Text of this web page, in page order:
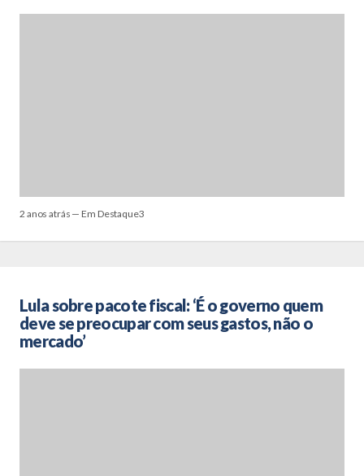
2 anos atrás — Em Destaque3
Lula sobre pacote fiscal: ‘É o governo quem
deve se preocupar com seus gastos, não o
mercado’